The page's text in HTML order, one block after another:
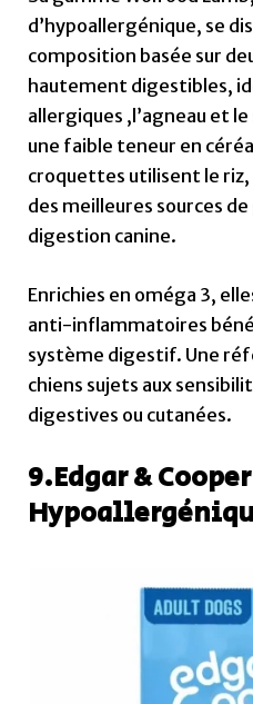
d’hypoallergénique, se
composition basée sur
hautement digestibles,
allergiques ,l’agneau et
une faible teneur en
croquettes utilisent le riz,
des meilleures sources
digestion canine.
Enrichies en oméga 3,
anti-inflammatoires
système digestif. Une
chiens sujets aux
digestives ou cutanées.
9.Edgar & Cooper